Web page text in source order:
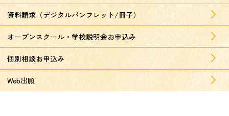
資料請求（デジタルパンフレット/冊子）
オープンスクール・学校説明会お申込み
個別相談お申込み
Web出願